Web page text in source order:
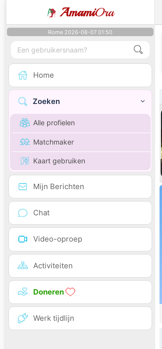
AmamiOra
Rome 2026-08-07 01:50
Home
Zoeken
Alle profielen
Matchmaker
Kaart gebruiken
Mijn Berichten
Chat
Video-oproep
Activiteiten
Doneren
Werk tijdlijn